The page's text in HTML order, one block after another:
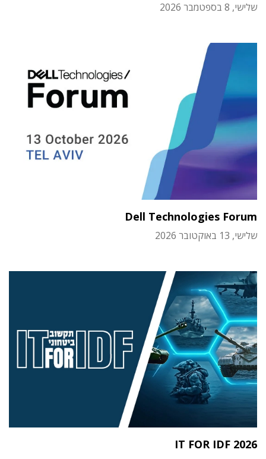
שלישי, 8 בספטמבר 2026
Dell Technologies Forum
שלישי, 13 באוקטובר 2026
IT FOR IDF 2026